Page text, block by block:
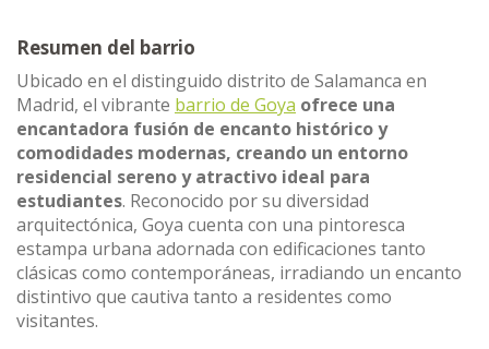
Resumen del barrio
Ubicado en el distinguido distrito de Salamanca en
Madrid, el vibrante barrio de Goya ofrece una
encantadora fusión de encanto histórico y
comodidades modernas, creando un entorno
residencial sereno y atractivo ideal para
estudiantes. Reconocido por su diversidad
arquitectónica, Goya cuenta con una pintoresca
estampa urbana adornada con edificaciones tanto
clásicas como contemporáneas, irradiando un encanto
distintivo que cautiva tanto a residentes como
visitantes.